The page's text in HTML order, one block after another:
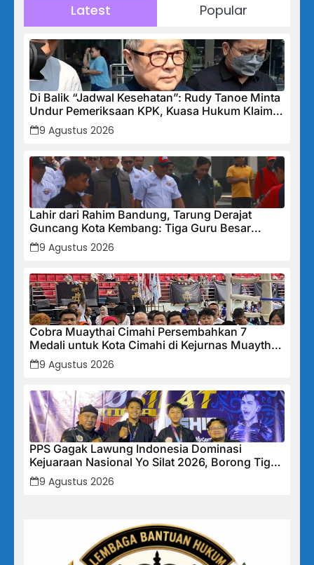
Latest Popular
Di Balik “Jadwal Kesehatan”: Rudy Tanoe Minta
Undur Pemeriksaan KPK, Kuasa Hukum Klaim
Kooperatif Meski Status Tersangka Mengintai
9 Agustus 2026
Lahir dari Rahim Bandung, Tarung Derajat
Guncang Kota Kembang: Tiga Guru Besar
Hadirkan Semangat Baru, Linmas Dijadikan
Garda Keamanan Terlatih
9 Agustus 2026
Cobra Muaythai Cimahi Persembahkan 7
Medali untuk Kota Cimahi di Kejurnas Muaythai
Indonesia 2026
9 Agustus 2026
PPS Gagak Lawung Indonesia Dominasi
Kejuaraan Nasional Yo Silat 2026, Borong Tiga
Medali Emas
9 Agustus 2026